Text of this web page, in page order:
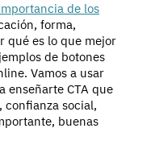
de los
forma,
qué es lo que mejor
de botones
Vamos a usar
enseñarte CTA que
confianza social,
buenas